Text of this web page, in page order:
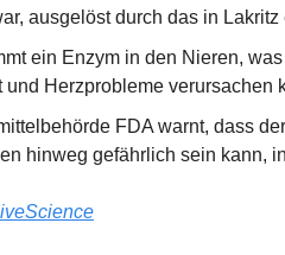
ausgelöst durch das in
ein Enzym in den Nieren,
und Herzprobleme verursachen
FDA warnt, dass
hinweg gefährlich sein kann,